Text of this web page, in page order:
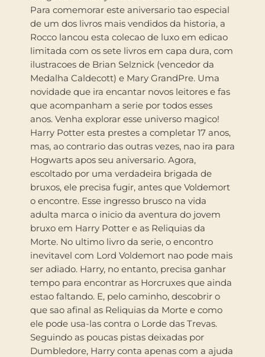
Para comemorar este aniversario tao especial
de um dos livros mais vendidos da historia, a
Rocco lancou esta colecao de luxo em edicao
limitada com os sete livros em capa dura, com
ilustracoes de Brian Selznick (vencedor da
Medalha Caldecott) e Mary GrandPre. Uma
novidade que ira encantar novos leitores e fas
que acompanham a serie por todos esses
anos. Venha explorar esse universo magico!
Harry Potter esta prestes a completar 17 anos,
mas, ao contrario das outras vezes, nao ira para
Hogwarts apos seu aniversario. Agora,
escoltado por uma verdadeira brigada de
bruxos, ele precisa fugir, antes que Voldemort
o encontre. Esse ingresso brusco na vida
adulta marca o inicio da aventura do jovem
bruxo em Harry Potter e as Reliquias da
Morte. No ultimo livro da serie, o encontro
inevitavel com Lord Voldemort nao pode mais
ser adiado. Harry, no entanto, precisa ganhar
tempo para encontrar as Horcruxes que ainda
estao faltando. E, pelo caminho, descobrir o
que sao afinal as Reliquias da Morte e como
ele pode usa-las contra o Lorde das Trevas.
Seguindo as poucas pistas deixadas por
Dumbledore, Harry conta apenas com a ajuda